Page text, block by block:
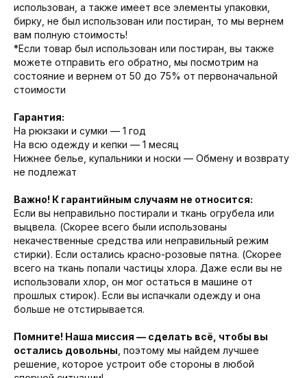
использован, а также имеет все элементы упаковки,
бирку, не был использован или постиран, то мы вернем
вам полную стоимость!
*Если товар был использован или постиран, вы также
можете отправить его обратно, мы посмотрим на
состояние и вернем от 50 до 75% от первоначальной
стоимости
Гарантия:
На рюкзаки и сумки — 1 год
На всю одежду и кепки — 1 месяц
Нижнее белье, купальники и носки — Обмену и возврату
не подлежат
Важно! К гарантийным случаям не относится:
Если вы неправильно постирали и ткань огрубела или
выцвела. (Скорее всего были использованы
некачественные средства или неправильный режим
стирки). Если остались красно-розовые пятна. (Скорее
всего на ткань попали частицы хлора. Даже если вы не
использовали хлор, он мог остаться в машине от
прошлых стирок). Если вы испачкали одежду и она
больше не отстирывается.
Помните! Наша миссия — сделать всё, чтобы вы
остались довольны , поэтому мы найдем лучшее
решение, которое устроит обе стороны в любой